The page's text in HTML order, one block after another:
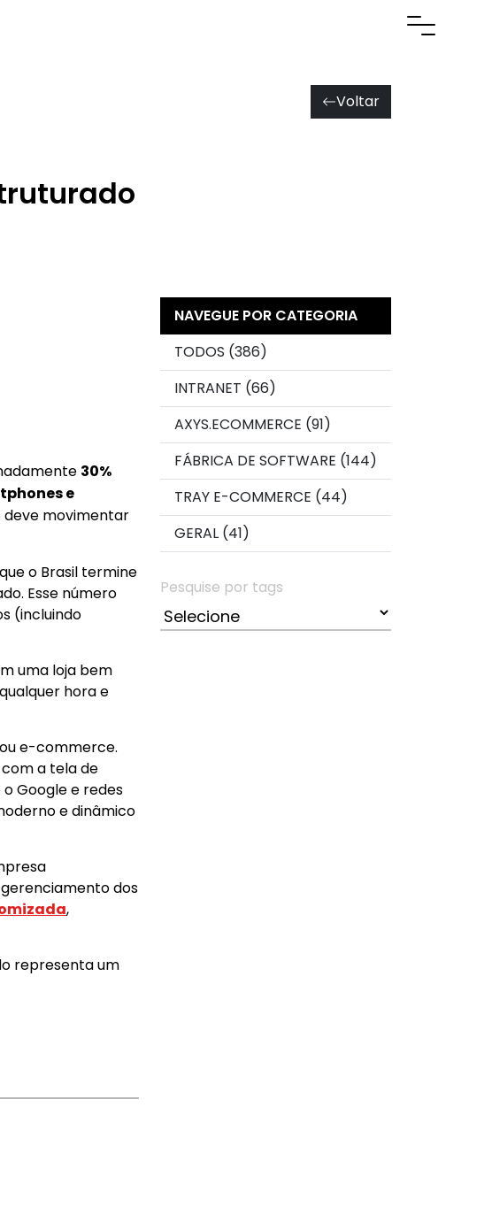
Abrir
Voltar
30%
e
deve movimentar
o Brasil termine
Esse número
(incluindo
uma loja bem
hora e
e-commerce.
a tela de
Google e redes
e dinâmico
dos
,
representa um
NAVEGUE POR CATEGORIA
TODOS (386)
INTRANET (66)
AXYS.ECOMMERCE (91)
FÁBRICA DE SOFTWARE (144)
TRAY E-COMMERCE (44)
GERAL (41)
Pesquise por tags